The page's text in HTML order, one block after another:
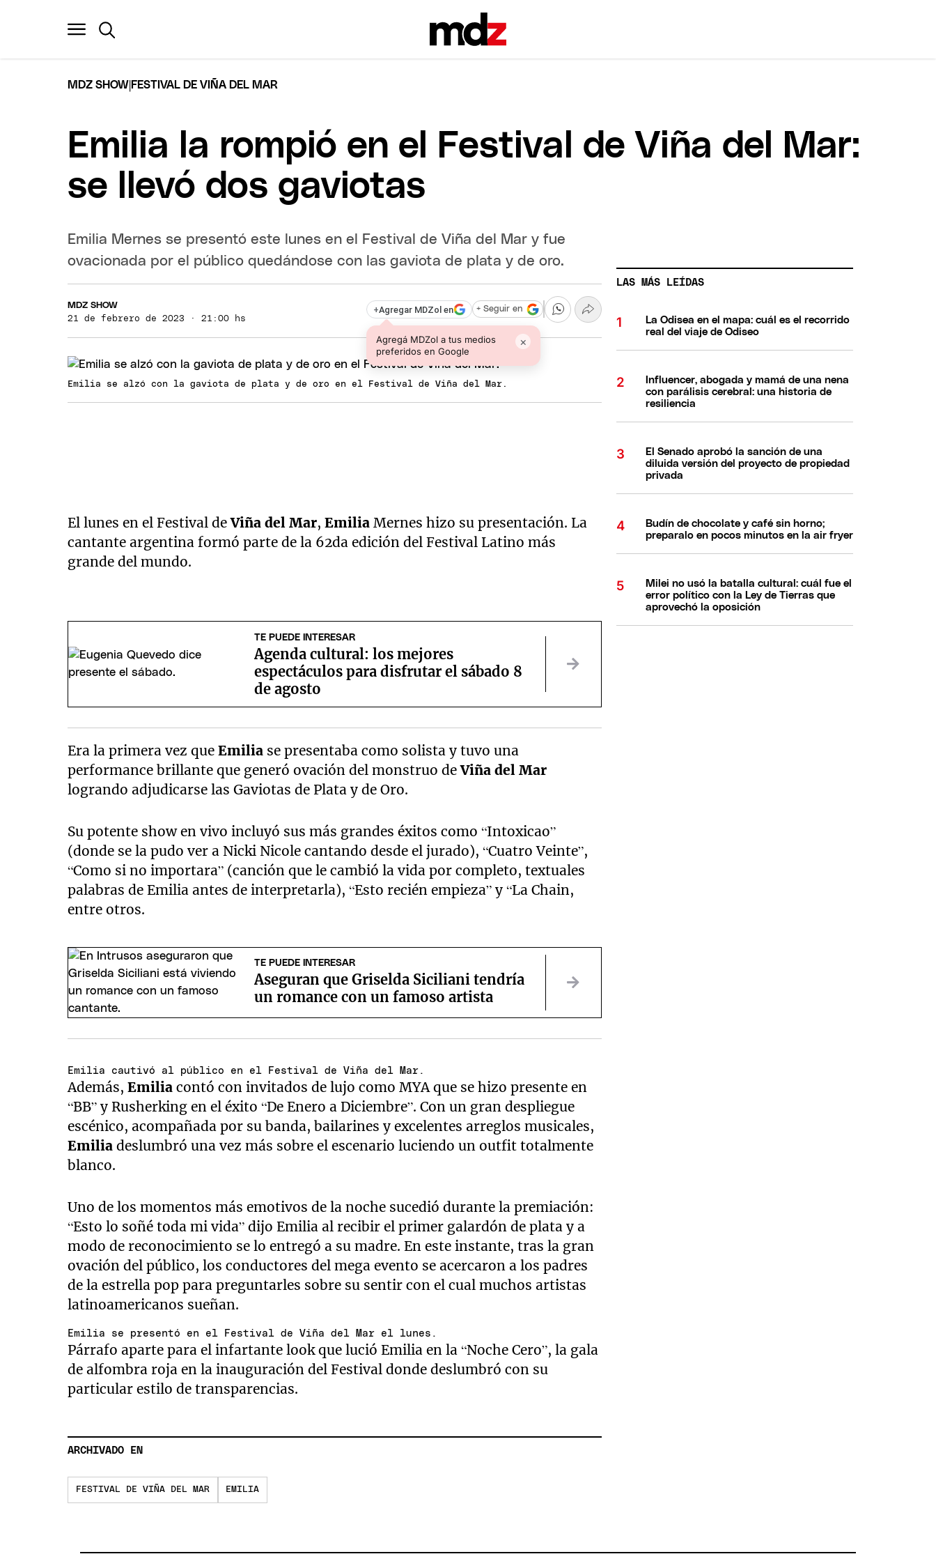
MDZ SHOW FESTIVAL DE VIÑA DEL MAR
Emilia la rompió en el Festival de Viña del Mar:
se llevó dos gaviotas
Emilia Mernes se presentó este lunes en el Festival de Viña del Mar y fue
ovacionada por el público quedándose con las gaviota de plata y de oro.
MDZ SHOW
21 de febrero de 2023 · 21:00 hs
+Agregar MDZol en
Agregá MDZol a tus medios
preferidos en Google
×
+ Seguir en
Emilia se alzó con la gaviota de plata y de oro en el Festival de Viña del Mar.
El lunes en el Festival deViña del Mar,EmiliaMernes hizo su presentación. La
cantante argentina formó parte de la 62da edición del Festival Latino más
grande del mundo.
TE PUEDE INTERESAR
Agenda cultural: los mejores
espectáculos para disfrutar el sábado 8
de agosto
Era la primera vez queEmilia se presentaba como solista y tuvo una
performance brillante que generó ovación del monstruo deViña del Mar
logrando adjudicarse las Gaviotas de Plata y de Oro.
Su potente show en vivo incluyó sus más grandes éxitos como “Intoxicao”
(donde se la pudo ver a Nicki Nicole cantando desde el jurado), “Cuatro Veinte”,
“Como si no importara” (canción que le cambió la vida por completo, textuales
palabras de Emilia antes de interpretarla), “Esto recién empieza” y “La Chain,
entre otros.
TE PUEDE INTERESAR
Aseguran que Griselda Siciliani tendría
un romance con un famoso artista
Emilia cautivó al público en el Festival de Viña del Mar.
Además,Emiliacontó con invitados de lujo como MYA que se hizo presente en
“BB” y Rusherking en el éxito “De Enero a Diciembre”. Con un gran despliegue
escénico, acompañada por su banda, bailarines y excelentes arreglos musicales,
Emiliadeslumbró una vez más sobre el escenario luciendo un outfit totalmente
blanco.
Uno de los momentos más emotivos de la noche sucedió durante la premiación:
“Esto lo soñé toda mi vida” dijo Emilia al recibir el primer galardón de plata y a
modo de reconocimiento se lo entregó a su madre. En este instante, tras la gran
ovación del público, los conductores del mega evento se acercaron a los padres
de la estrella pop para preguntarles sobre su sentir con el cual muchos artistas
latinoamericanos sueñan.
Emilia se presentó en el Festival de Viña del Mar el lunes.
Párrafo aparte para el infartante look que lució Emilia en la “Noche Cero”, la gala
de alfombra roja en la inauguración del Festival donde deslumbró con su
particular estilo de transparencias.
ARCHIVADO EN
FESTIVAL DE VIÑA DEL MAR EMILIA
LAS MÁS LEÍDAS
La Odisea en el mapa: cuál es el recorrido
real del viaje de Odiseo
Influencer, abogada y mamá de una nena
con parálisis cerebral: una historia de
resiliencia
El Senado aprobó la sanción de una
diluida versión del proyecto de propiedad
privada
Budín de chocolate y café sin horno;
preparalo en pocos minutos en la air fryer
Milei no usó la batalla cultural: cuál fue el
error político con la Ley de Tierras que
aprovechó la oposición